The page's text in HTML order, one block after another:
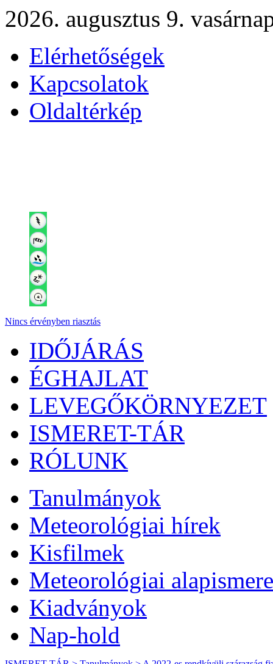
2026. augusztus 9.
Elérhetőségek
Kapcsolatok
Oldaltérkép
Nincs érvényben riasztás
IDŐJÁRÁS
ÉGHAJLAT
LEVEGŐKÖRNYEZET
ISMERET-TÁR
RÓLUNK
Tanulmányok
Meteorológiai hírek
Kisfilmek
Meteorológiai
Kiadványok
Nap-hold